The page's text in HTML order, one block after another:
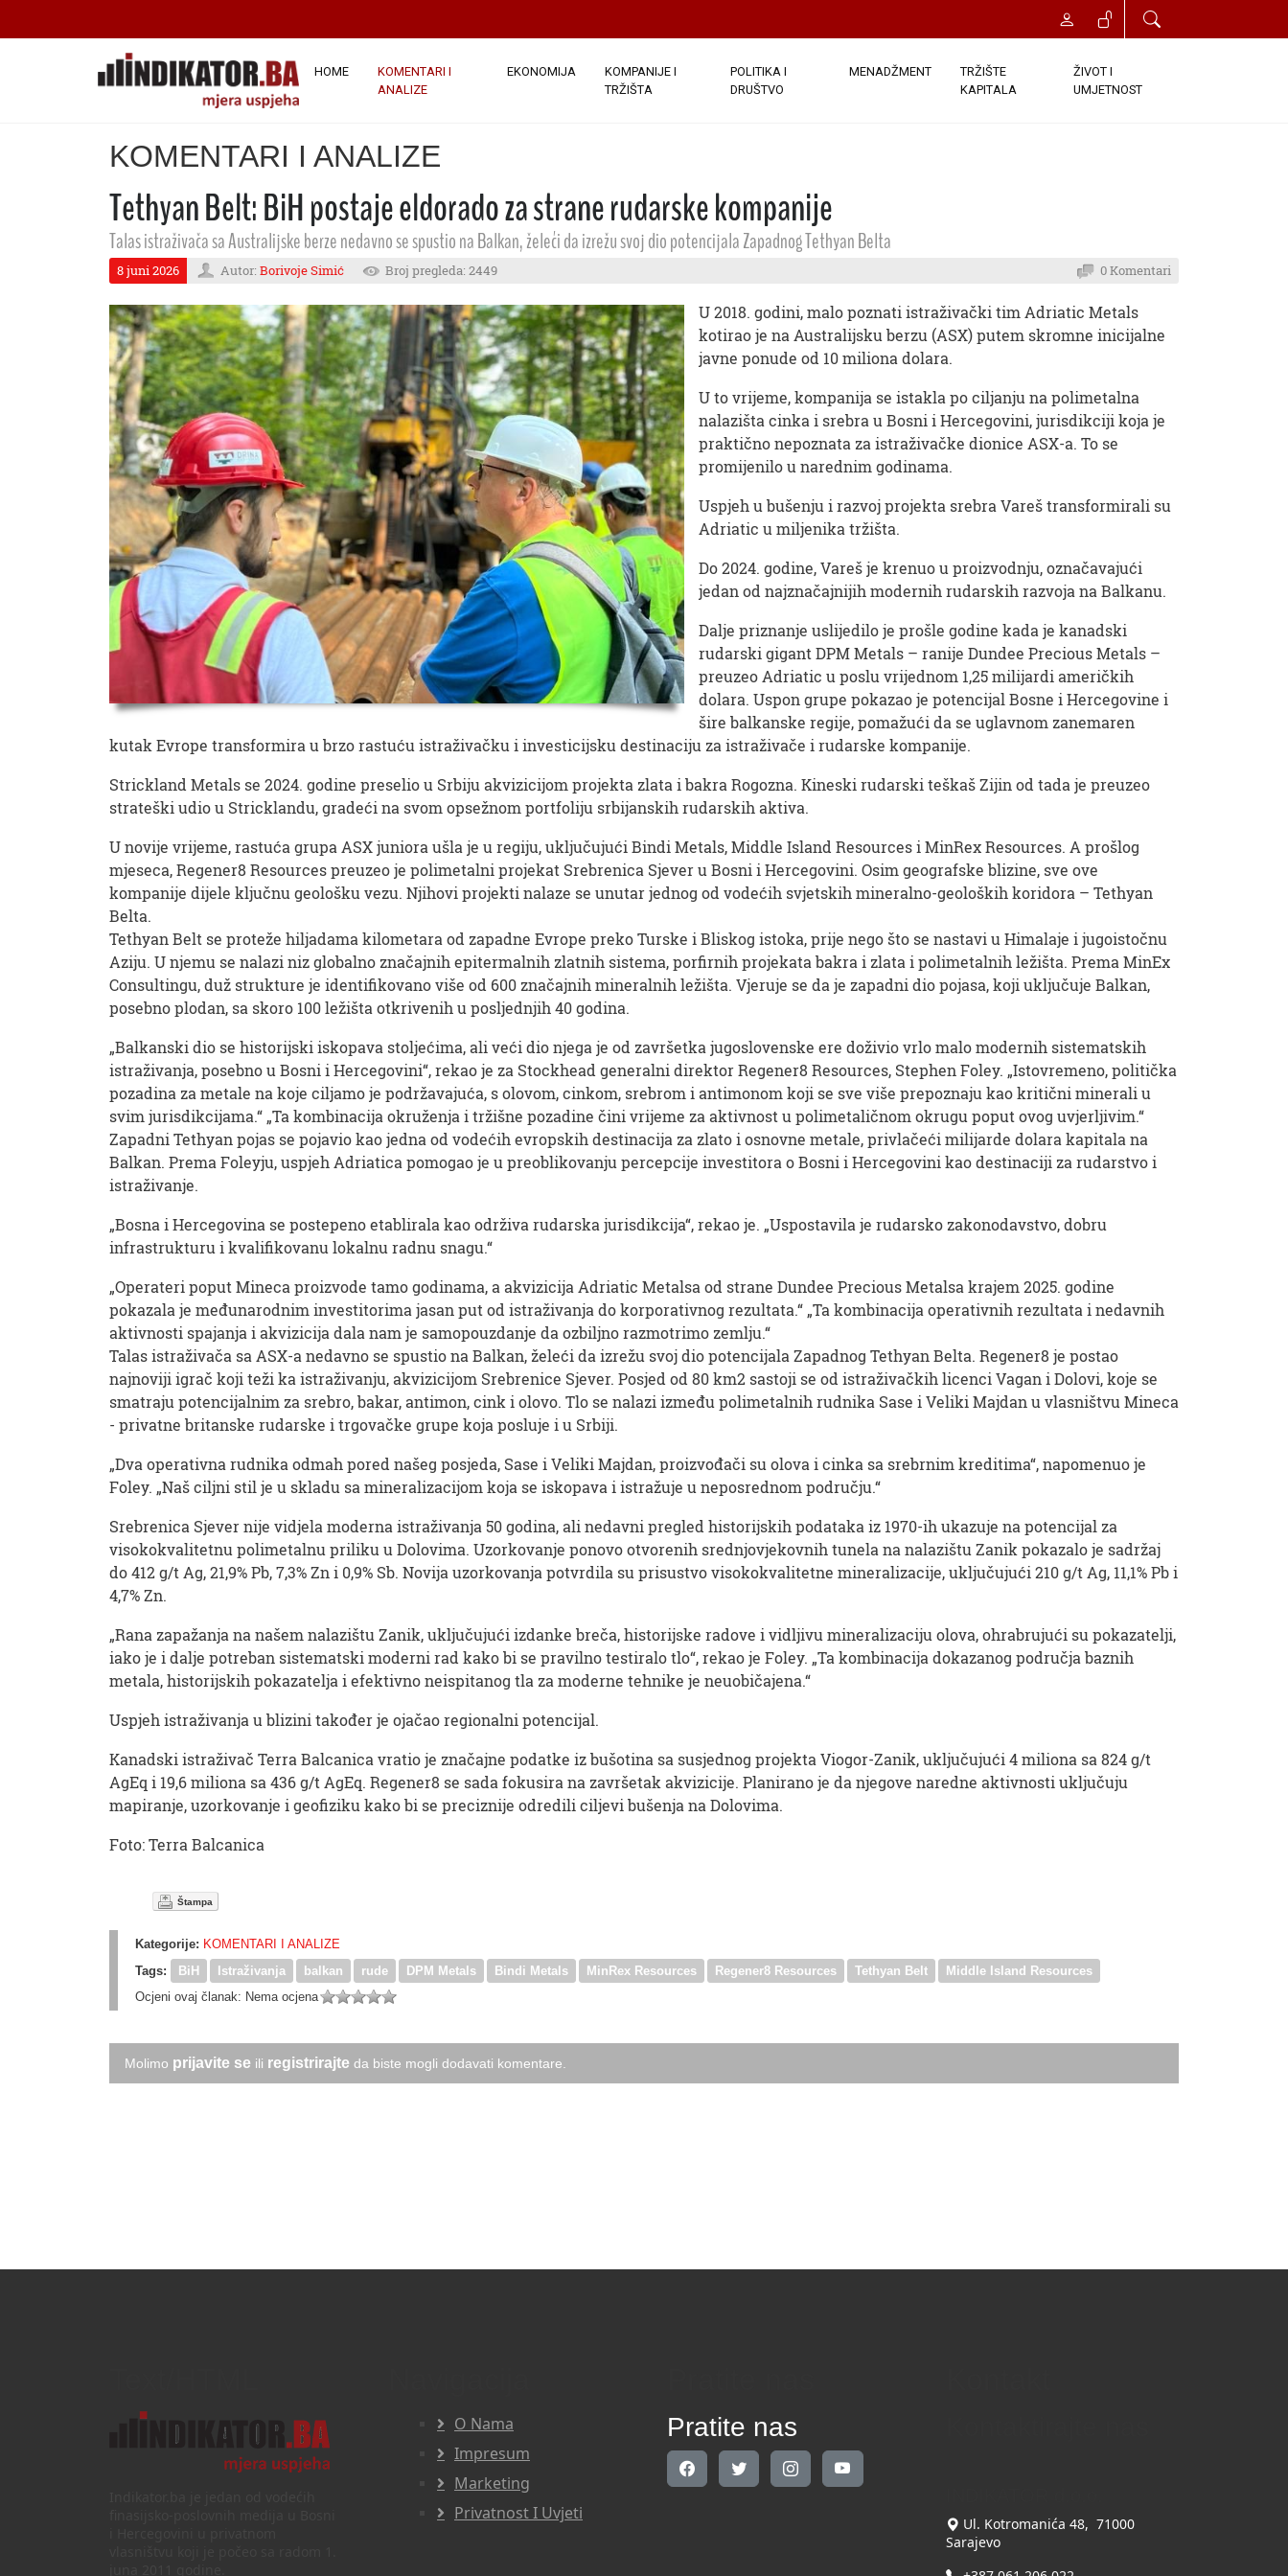
HOME
KOMENTARI I
ANALIZE
EKONOMIJA
KOMPANIJE I
TRŽIŠTA
POLITIKA I
DRUŠTVO
MENADŽMENT
TRŽIŠTE
KAPITALA
ŽIVOT I
UMJETNOST
KOMENTARI I ANALIZE
Tethyan Belt: BiH postaje eldorado za strane rudarske kompanije
Talas istraživača sa Australijske berze nedavno se spustio na Balkan, želeći da izrežu svoj dio potencijala Zapadnog Tethyan Belta
8 juni 2026 Autor: Borivoje Simić Broj pregleda: 2449 0 Komentari
U 2018. godini, malo poznati istraživački tim Adriatic Metals
kotirao je na Australijsku berzu (ASX) putem skromne inicijalne
javne ponude od 10 miliona dolara.
U to vrijeme, kompanija se istakla po ciljanju na polimetalna
nalazišta cinka i srebra u Bosni i Hercegovini, jurisdikciji koja je
praktično nepoznata za istraživačke dionice ASX-a. To se
promijenilo u narednim godinama.
Uspjeh u bušenju i razvoj projekta srebra Vareš transformirali su
Adriatic u miljenika tržišta.
Do 2024. godine, Vareš je krenuo u proizvodnju, označavajući
jedan od najznačajnijih modernih rudarskih razvoja na Balkanu.
Dalje priznanje uslijedilo je prošle godine kada je kanadski
rudarski gigant DPM Metals – ranije Dundee Precious Metals –
preuzeo Adriatic u poslu vrijednom 1,25 milijardi američkih
dolara. Uspon grupe pokazao je potencijal Bosne i Hercegovine i
šire balkanske regije, pomažući da se uglavnom zanemaren
kutak Evrope transformira u brzo rastuću istraživačku i investicijsku destinaciju za istraživače i rudarske kompanije.
Strickland Metals se 2024. godine preselio u Srbiju akvizicijom projekta zlata i bakra Rogozna. Kineski rudarski teškaš Zijin od tada je preuzeo
strateški udio u Stricklandu, gradeći na svom opsežnom portfoliju srbijanskih rudarskih aktiva.
U novije vrijeme, rastuća grupa ASX juniora ušla je u regiju, uključujući Bindi Metals, Middle Island Resources i MinRex Resources. A prošlog
mjeseca, Regener8 Resources preuzeo je polimetalni projekat Srebrenica Sjever u Bosni i Hercegovini. Osim geografske blizine, sve ove
kompanije dijele ključnu geološku vezu. Njihovi projekti nalaze se unutar jednog od vodećih svjetskih mineralno-geoloških koridora – Tethyan
Belta.
Tethyan Belt se proteže hiljadama kilometara od zapadne Evrope preko Turske i Bliskog istoka, prije nego što se nastavi u Himalaje i jugoistočnu
Aziju. U njemu se nalazi niz globalno značajnih epitermalnih zlatnih sistema, porfirnih projekata bakra i zlata i polimetalnih ležišta. Prema MinEx
Consultingu, duž strukture je identifikovano više od 600 značajnih mineralnih ležišta. Vjeruje se da je zapadni dio pojasa, koji uključuje Balkan,
posebno plodan, sa skoro 100 ležišta otkrivenih u posljednjih 40 godina.
„Balkanski dio se historijski iskopava stoljećima, ali veći dio njega je od završetka jugoslovenske ere doživio vrlo malo modernih sistematskih
istraživanja, posebno u Bosni i Hercegovini“, rekao je za Stockhead generalni direktor Regener8 Resources, Stephen Foley. „Istovremeno, politička
pozadina za metale na koje ciljamo je podržavajuća, s olovom, cinkom, srebrom i antimonom koji se sve više prepoznaju kao kritični minerali u
svim jurisdikcijama.“ „Ta kombinacija okruženja i tržišne pozadine čini vrijeme za aktivnost u polimetaličnom okrugu poput ovog uvjerljivim.“
Zapadni Tethyan pojas se pojavio kao jedna od vodećih evropskih destinacija za zlato i osnovne metale, privlačeći milijarde dolara kapitala na
Balkan. Prema Foleyju, uspjeh Adriatica pomogao je u preoblikovanju percepcije investitora o Bosni i Hercegovini kao destinaciji za rudarstvo i
istraživanje.
„Bosna i Hercegovina se postepeno etablirala kao održiva rudarska jurisdikcija“, rekao je. „Uspostavila je rudarsko zakonodavstvo, dobru
infrastrukturu i kvalifikovanu lokalnu radnu snagu.“
„Operateri poput Mineca proizvode tamo godinama, a akvizicija Adriatic Metalsa od strane Dundee Precious Metalsa krajem 2025. godine
pokazala je međunarodnim investitorima jasan put od istraživanja do korporativnog rezultata.“ „Ta kombinacija operativnih rezultata i nedavnih
aktivnosti spajanja i akvizicija dala nam je samopouzdanje da ozbiljno razmotrimo zemlju.“
Talas istraživača sa ASX-a nedavno se spustio na Balkan, želeći da izrežu svoj dio potencijala Zapadnog Tethyan Belta. Regener8 je postao
najnoviji igrač koji teži ka istraživanju, akvizicijom Srebrenice Sjever. Posjed od 80 km2 sastoji se od istraživačkih licenci Vagan i Dolovi, koje se
smatraju potencijalnim za srebro, bakar, antimon, cink i olovo. Tlo se nalazi između polimetalnih rudnika Sase i Veliki Majdan u vlasništvu Mineca
- privatne britanske rudarske i trgovačke grupe koja posluje i u Srbiji.
„Dva operativna rudnika odmah pored našeg posjeda, Sase i Veliki Majdan, proizvođači su olova i cinka sa srebrnim kreditima“, napomenuo je
Foley. „Naš ciljni stil je u skladu sa mineralizacijom koja se iskopava i istražuje u neposrednom području.“
Srebrenica Sjever nije vidjela moderna istraživanja 50 godina, ali nedavni pregled historijskih podataka iz 1970-ih ukazuje na potencijal za
visokokvalitetnu polimetalnu priliku u Dolovima. Uzorkovanje ponovo otvorenih srednjovjekovnih tunela na nalazištu Zanik pokazalo je sadržaj
do 412 g/t Ag, 21,9% Pb, 7,3% Zn i 0,9% Sb. Novija uzorkovanja potvrdila su prisustvo visokokvalitetne mineralizacije, uključujući 210 g/t Ag, 11,1% Pb i
4,7% Zn.
„Rana zapažanja na našem nalazištu Zanik, uključujući izdanke breča, historijske radove i vidljivu mineralizaciju olova, ohrabrujući su pokazatelji,
iako je i dalje potreban sistematski moderni rad kako bi se pravilno testiralo tlo“, rekao je Foley. „Ta kombinacija dokazanog područja baznih
metala, historijskih pokazatelja i efektivno neispitanog tla za moderne tehnike je neuobičajena.“
Uspjeh istraživanja u blizini također je ojačao regionalni potencijal.
Kanadski istraživač Terra Balcanica vratio je značajne podatke iz bušotina sa susjednog projekta Viogor-Zanik, uključujući 4 miliona sa 824 g/t
AgEq i 19,6 miliona sa 436 g/t AgEq. Regener8 se sada fokusira na završetak akvizicije. Planirano je da njegove naredne aktivnosti uključuju
mapiranje, uzorkovanje i geofiziku kako bi se preciznije odredili ciljevi bušenja na Dolovima.
Foto: Terra Balcanica
Štampa
Kategorije: KOMENTARI I ANALIZE
Tags:
BiH Istraživanja balkan rude DPM Metals Bindi Metals MinRex Resources Regener8 Resources Tethyan Belt
Middle Island Resources
Ocjeni ovaj članak: Nema ocjena
Molimo prijavite se ili registrirajte da biste mogli dodavati komentare.
O Nama
Impresum
Marketing
Privatnost I Uvjeti
Pratite nas
Ul. Kotromanića 48, 71000
Sarajevo